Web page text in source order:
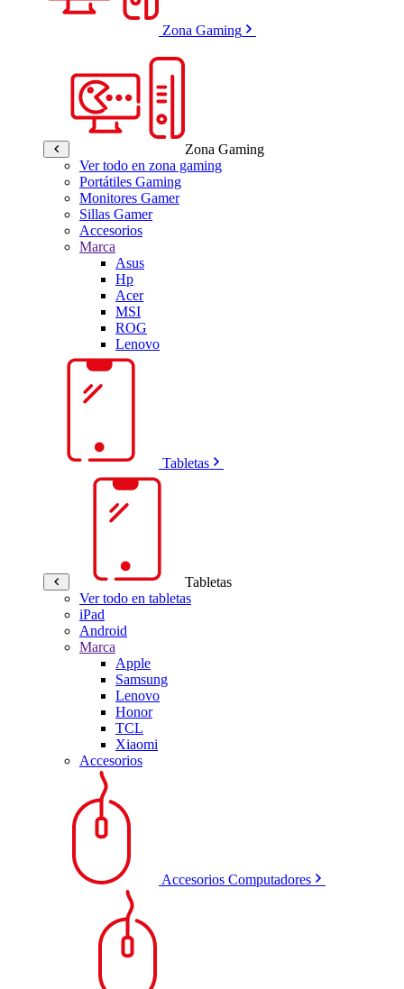
Zona Gaming
Zona Gaming
Ver todo en zona gaming
Portátiles Gaming
Monitores Gamer
Sillas Gamer
Accesorios
Marca
Asus
Hp
Acer
MSI
ROG
Lenovo
Tabletas
Tabletas
Ver todo en tabletas
iPad
Android
Marca
Apple
Samsung
Lenovo
Honor
TCL
Xiaomi
Accesorios
Accesorios Computadores